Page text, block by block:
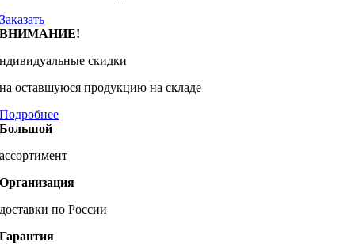
Заказать
ВНИМАНИЕ!
скидки
на оставшуюся продукцию на складе
Подробнее
Большой
ассортимент
Организация
доставки по России
Гарантия